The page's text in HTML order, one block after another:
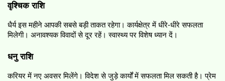
वृश्चिक राशि
धैर्य इस महीने आपकी सबसे बड़ी ताकत रहेगा। कार्यक्षेत्र में धीरे-धीरे सफलता
मिलेगी। अनावश्यक विवादों से दूर रहें। स्वास्थ्य पर विशेष ध्यान दें।
धनु राशि
करियर में नए अवसर मिलेंगे। विदेश से जुड़े कार्यों में सफलता मिल सकती है। प्रेम